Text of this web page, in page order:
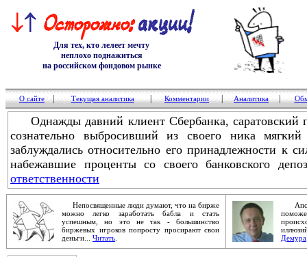
Для тех, кто лелеет мечту
неплохо поднажиться
на российском фондовом рынке
О сайте Текущая аналитика Комментарии Аналитика
Однажды давний клиент Сбербанка, саратовский
сознательно выбросивший из своего ника
заблуждались относительно его принадлежности к
набежавшие проценты со своего банковского
ответственности
Непосвященные люди думают, что на бирже
можно легко заработать бабла и стать
успешным, но это не так - большинство
биржевых игроков попросту просирают свои
деньги... Читать
Демура